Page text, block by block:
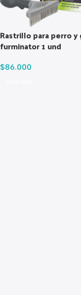
Rastrillo para perro
furminator 1 und
$86.000